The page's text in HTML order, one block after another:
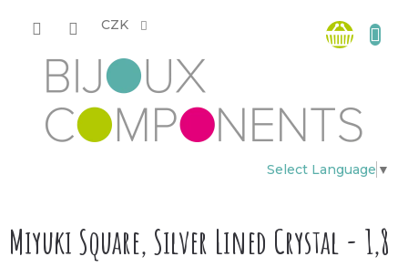
CZK
Select Language ▼
košík
Miyuki Square, Silver Lined Crystal - 1,8